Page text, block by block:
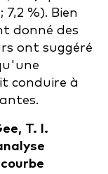
%). Bien
donné des
ont suggéré
conduire à
T. I.